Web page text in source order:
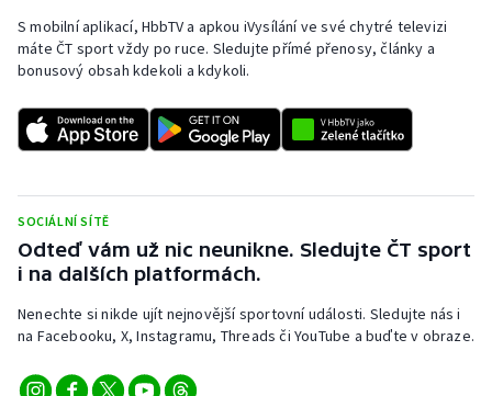
Rychlostní kanoistika
Short track
Sportovní střelba
Triatlon
Vodní slalom
S mobilní aplikací, HbbTV a apkou iVysílání ve své chytré televizi
máte ČT sport vždy po ruce. Sledujte přímé přenosy, články a
bonusový obsah kdekoli a kdykoli.
SOCIÁLNÍ SÍTĚ
Odteď vám už nic neunikne. Sledujte ČT sport
i na dalších platformách.
Nenechte si nikde ujít nejnovější sportovní události. Sledujte nás i
na Facebooku, X, Instagramu, Threads či YouTube a buďte v obraze.